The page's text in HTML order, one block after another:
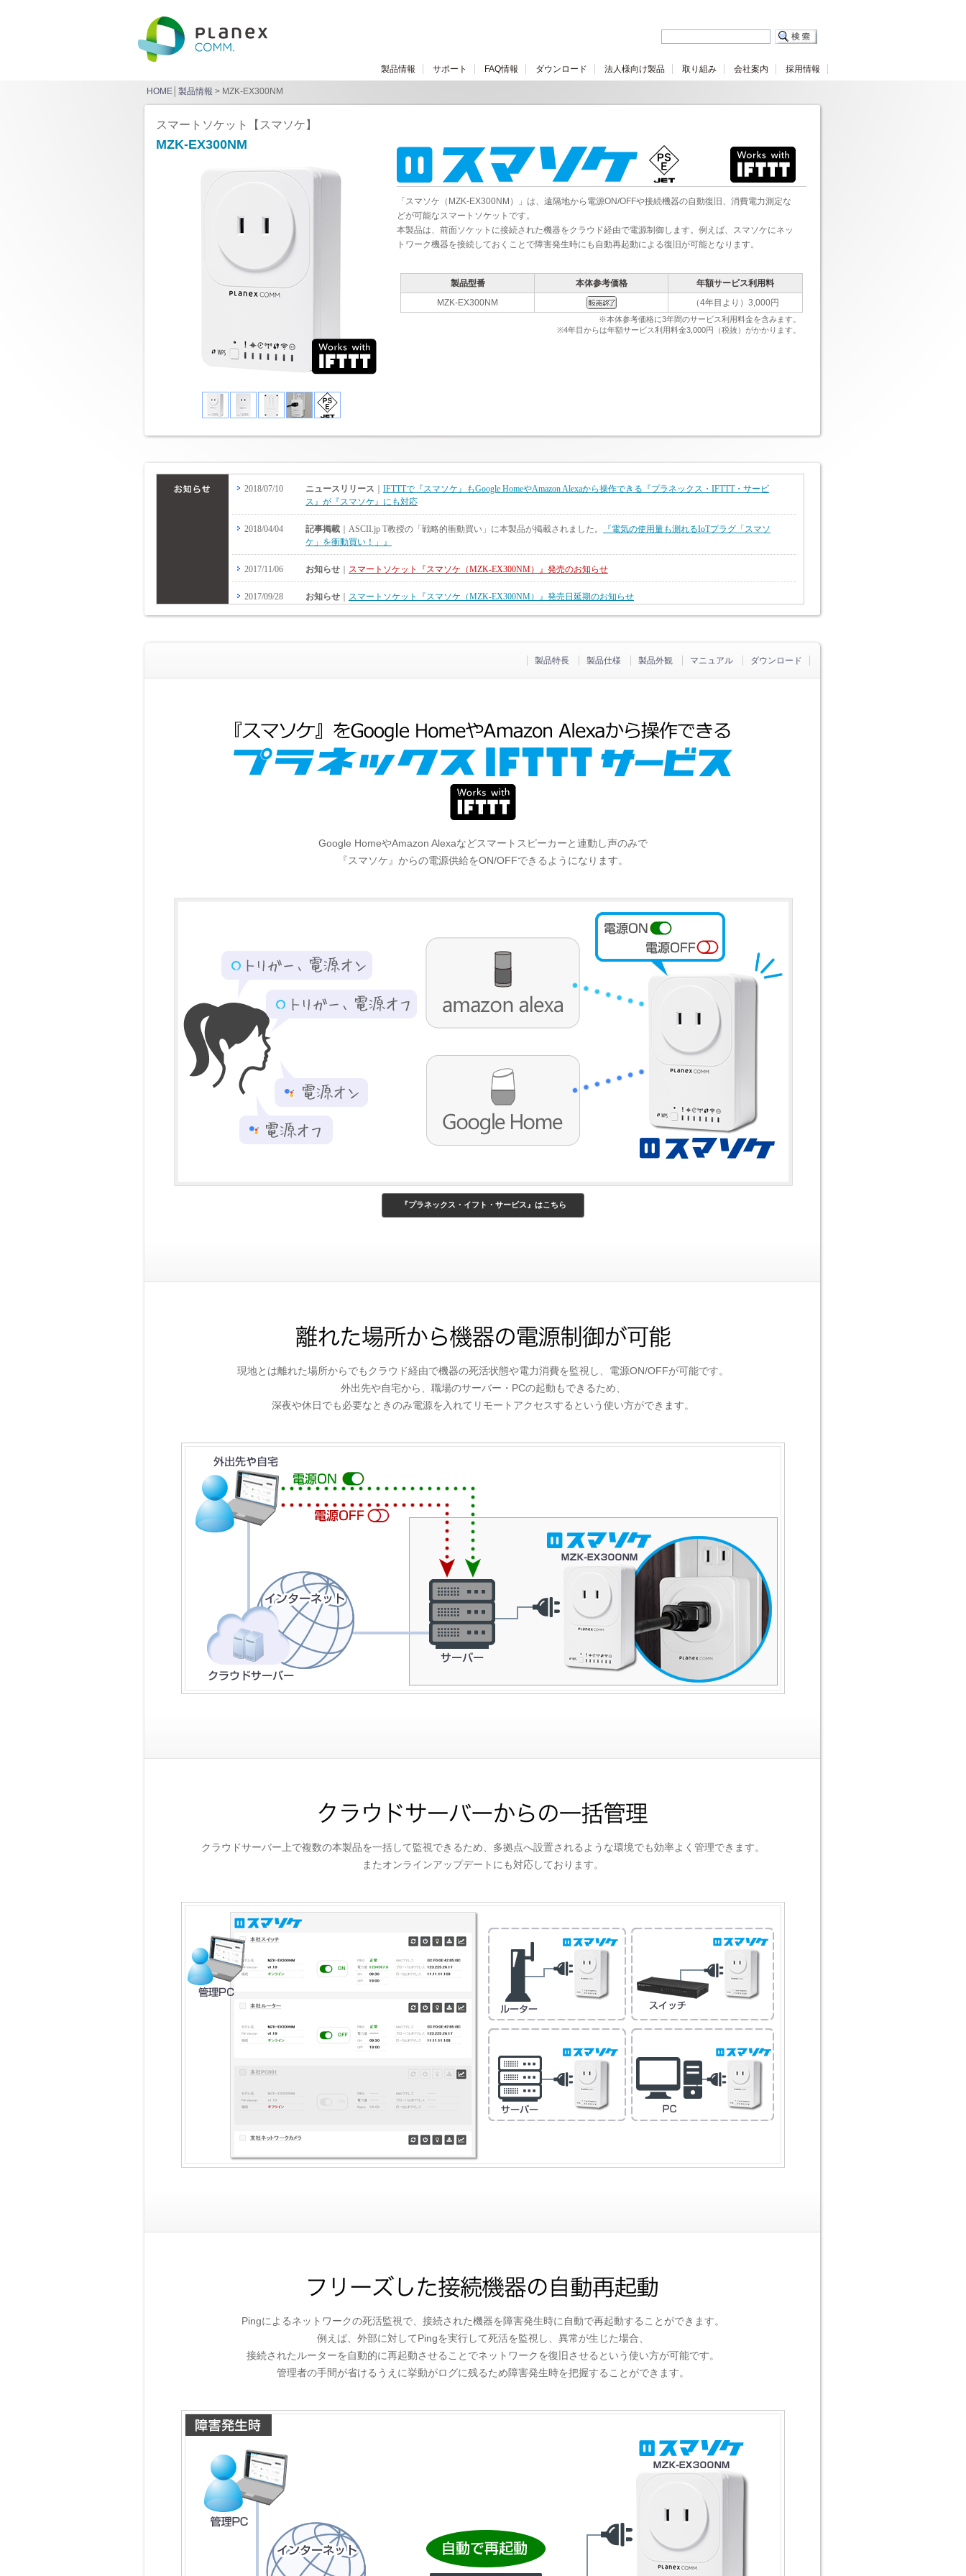
製品情報 サポート FAQ情報 ダウンロード 法人様向け製品 取り組み 会社案内 採用情報
HOME 製品情報 > MZK-EX300NM
スマートソケット【スマソケ】
MZK-EX300NM
「スマソケ（MZK-EX300NM）」は、遠隔地から電源ON/OFFや接続機器の自動復旧、消費電力測定な
どが可能なスマートソケットです。
本製品は、前面ソケットに接続された機器をクラウド経由で電源制御します。例えば、スマソケにネッ
トワーク機器を接続しておくことで障害発生時にも自動再起動による復旧が可能となります。
製品型番 本体参考価格
年額サービス利用料
MZK-EX300NM
（4年目より）3,000円
※本体参考価格に3年間のサービス利用料金を含みます。
※4年目からは年額サービス利用料金3,000円（税抜）がかかります。
製品特長 製品仕様 製品外観 マニュアル ダウンロード
Google HomeやAmazon Alexaなどスマートスピーカーと連動し声のみで
『スマソケ』からの電源供給をON/OFFできるようになります。
『プラネックス・イフト・サービス』はこちら
現地とは離れた場所からでもクラウド経由で機器の死活状態や電力消費を監視し、電源ON/OFFが可能です。
外出先や自宅から、職場のサーバー・PCの起動もできるため、
深夜や休日でも必要なときのみ電源を入れてリモートアクセスするという使い方ができます。
クラウドサーバー上で複数の本製品を一括して監視できるため、多拠点へ設置されるような環境でも効率よく管理できます。
またオンラインアップデートにも対応しております。
Pingによるネットワークの死活監視で、接続された機器を障害発生時に自動で再起動することができます。
例えば、外部に対してPingを実行して死活を監視し、異常が生じた場合、
接続されたルーターを自動的に再起動させることでネットワークを復旧させるという使い方が可能です。
管理者の手間が省けるうえに挙動がログに残るため障害発生時を把握することができます。